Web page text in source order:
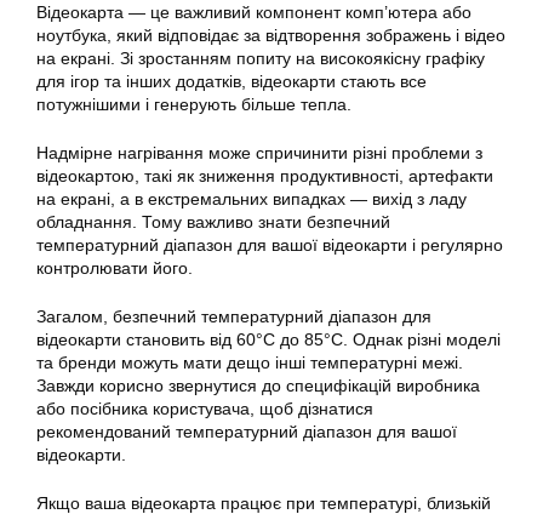
Відеокарта — це важливий компонент комп’ютера або
ноутбука, який відповідає за відтворення зображень і відео
на екрані. Зі зростанням попиту на високоякісну графіку
для ігор та інших додатків, відеокарти стають все
потужнішими і генерують більше тепла.
Надмірне нагрівання може спричинити різні проблеми з
відеокартою, такі як зниження продуктивності, артефакти
на екрані, а в екстремальних випадках — вихід з ладу
обладнання. Тому важливо знати безпечний
температурний діапазон для вашої відеокарти і регулярно
контролювати його.
Загалом, безпечний температурний діапазон для
відеокарти становить від 60°C до 85°C. Однак різні моделі
та бренди можуть мати дещо інші температурні межі.
Завжди корисно звернутися до специфікацій виробника
або посібника користувача, щоб дізнатися
рекомендований температурний діапазон для вашої
відеокарти.
Якщо ваша відеокарта працює при температурі, близькій